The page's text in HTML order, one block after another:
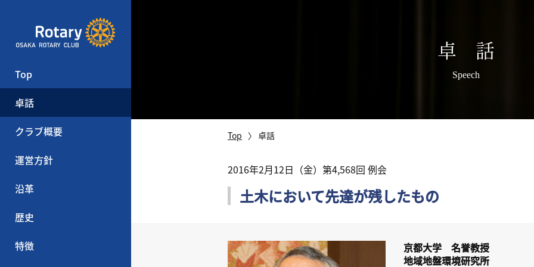
Top
卓話
クラブ概要
運営方針
沿革
歴史
特徴
卓 話
Speech
Top 卓話
2016年2月12日（金）第4,568回 例会
土木において先達が残したもの
京都大学 名誉教授
地域地盤環境研究所